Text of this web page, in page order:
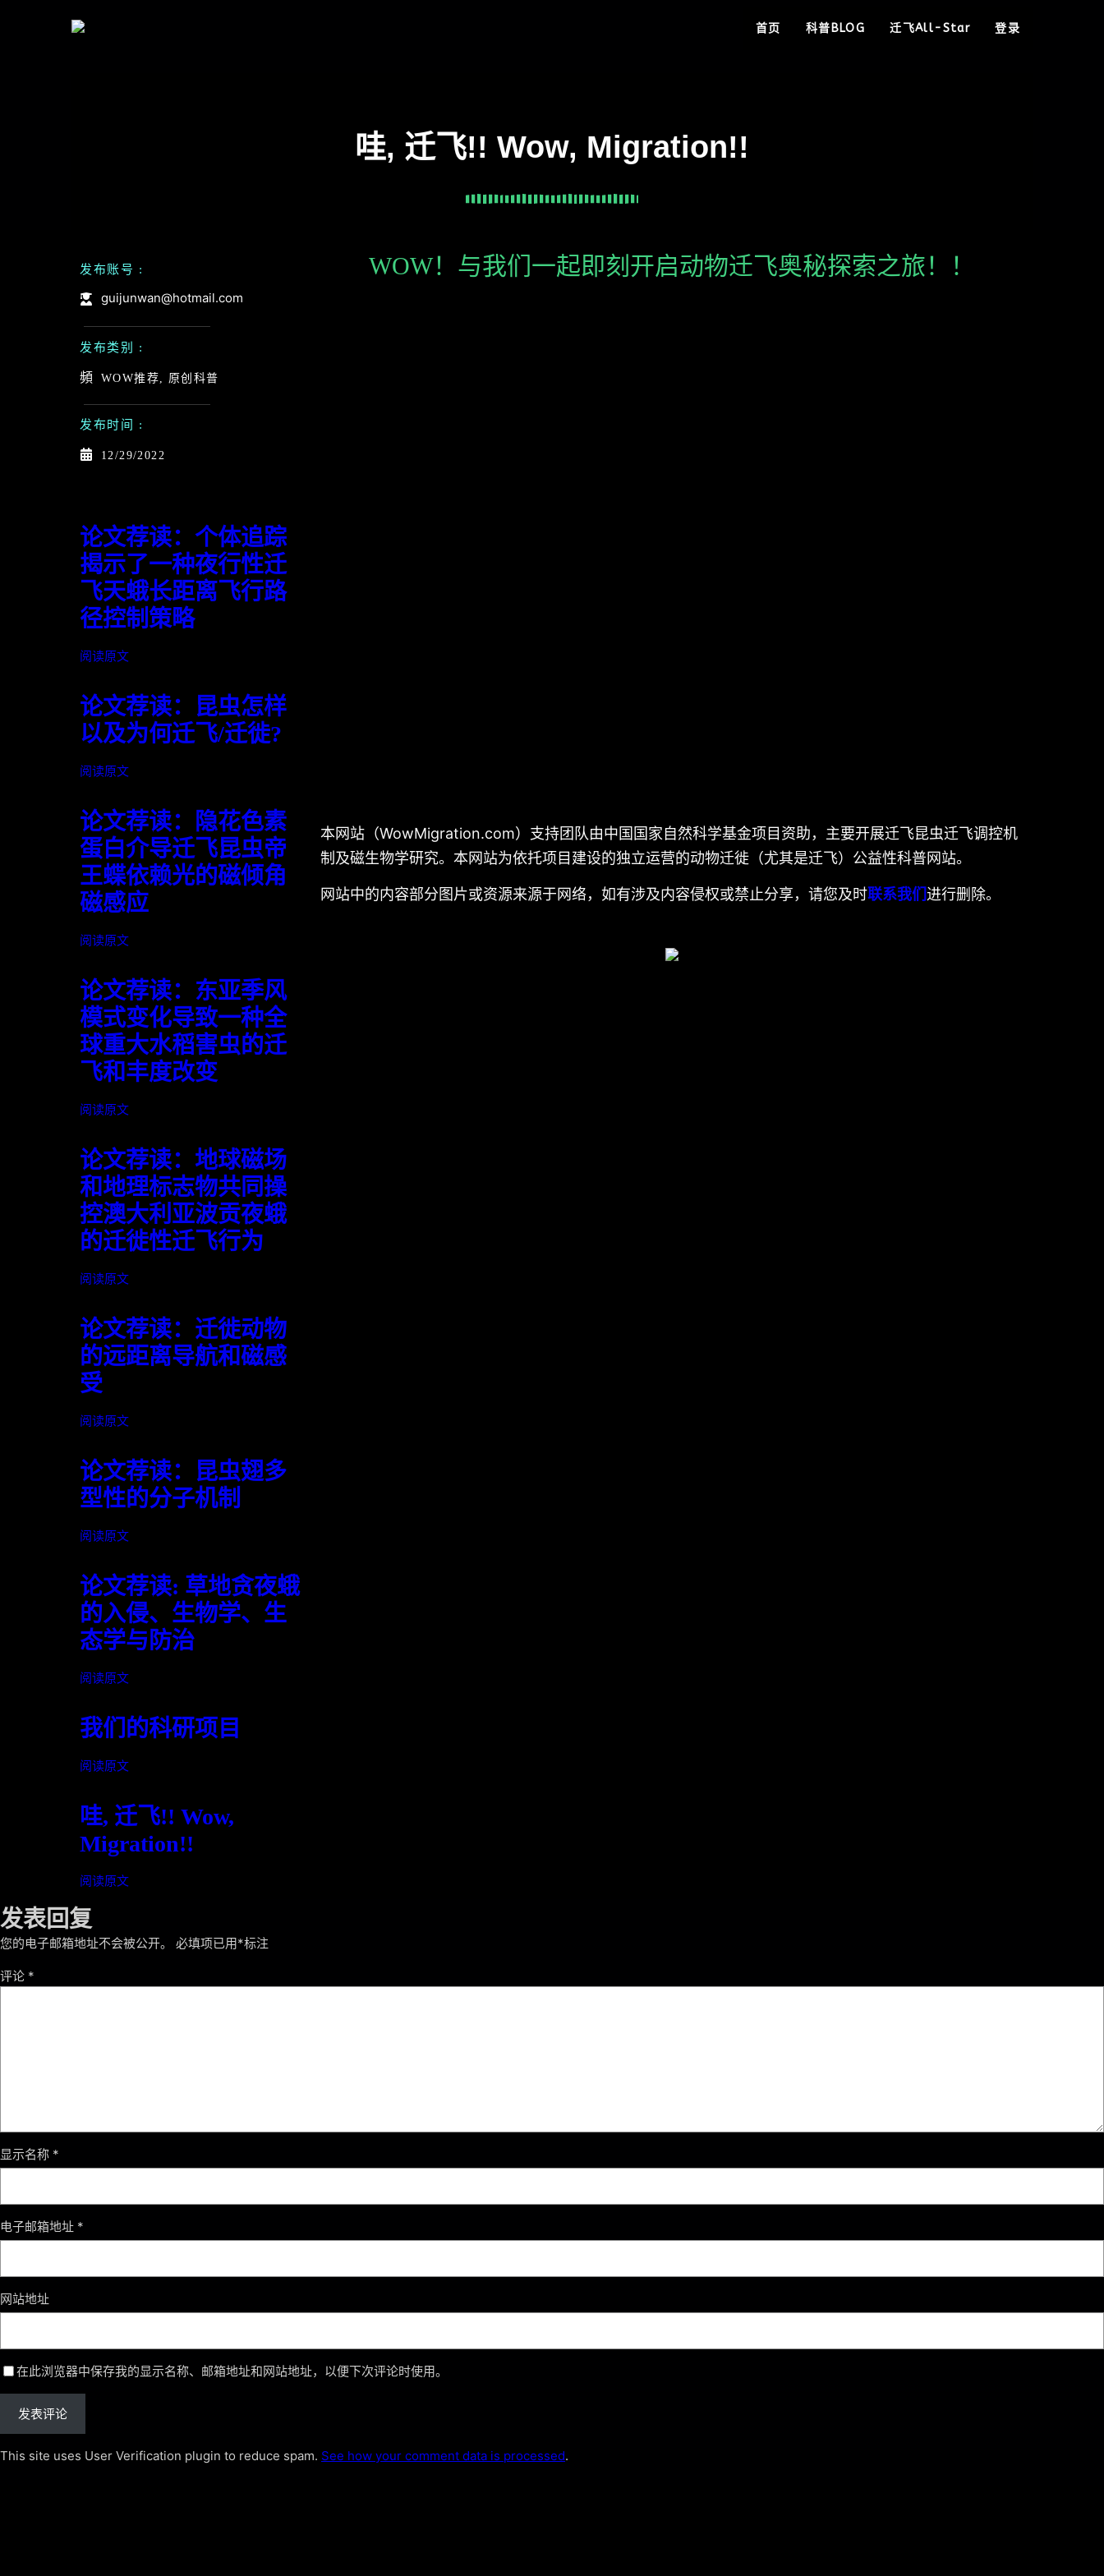
首页 科普BLOG 迁飞All-Star 登录
哇, 迁飞!! Wow, Migration!!
发布账号 :
guijunwan@hotmail.com
发布类别 :
WOW推荐 原创科普
发布时间 :
12/29/2022
论文荐读：个体追踪
揭示了一种夜行性迁
飞天蛾长距离飞行路
径控制策略
阅读原文
论文荐读：昆虫怎样
以及为何迁飞/迁徙?
阅读原文
论文荐读：隐花色素
蛋白介导迁飞昆虫帝
王蝶依赖光的磁倾角
磁感应
阅读原文
论文荐读：东亚季风
模式变化导致一种全
球重大水稻害虫的迁
飞和丰度改变
阅读原文
论文荐读：地球磁场
和地理标志物共同操
控澳大利亚波贡夜蛾
的迁徙性迁飞行为
阅读原文
论文荐读：迁徙动物
的远距离导航和磁感
受
阅读原文
论文荐读：昆虫翅多
型性的分子机制
阅读原文
论文荐读: 草地贪夜蛾
的入侵、生物学、生
态学与防治
阅读原文
我们的科研项目
阅读原文
哇, 迁飞!! Wow,
Migration!!
阅读原文
WOW！与我们一起即刻开启动物迁飞奥秘探索之旅！！
本网站（WowMigration.com）支持团队由中国国家自然科学基金项目资助，主要开展迁飞昆虫迁飞调控机
制及磁生物学研究。本网站为依托项目建设的独立运营的动物迁徙（尤其是迁飞）公益性科普网站。
网站中的内容部分图片或资源来源于网络，如有涉及内容侵权或禁止分享，请您及时联系我们进行删除。
发表回复
您的电子邮箱地址不会被公开。 必填项已用*标注
评论 *
显示名称 *
电子邮箱地址 *
网站地址
在此浏览器中保存我的显示名称、邮箱地址和网站地址，以便下次评论时使用。
This site uses User Verification plugin to reduce spam. See how your comment data is processed.